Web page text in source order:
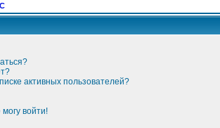
активных пользователей?
войти!